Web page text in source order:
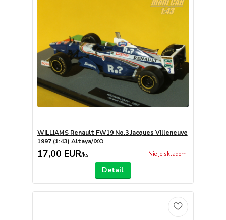
WILLIAMS Renault FW19 No.3 Jacques Villeneuve
1997 (1:43) Altaya/IXO
17,00 EUR/ks Nie je skladom
Detail